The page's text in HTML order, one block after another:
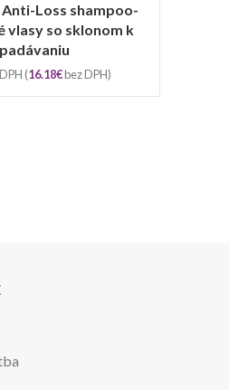
INFO
Loss shampoo-
vlasy so sklonom k
(16.18€bez DPH)